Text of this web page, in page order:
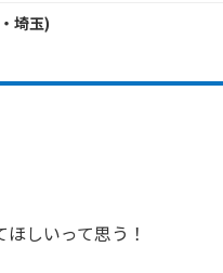
埼玉)
しいって思う！